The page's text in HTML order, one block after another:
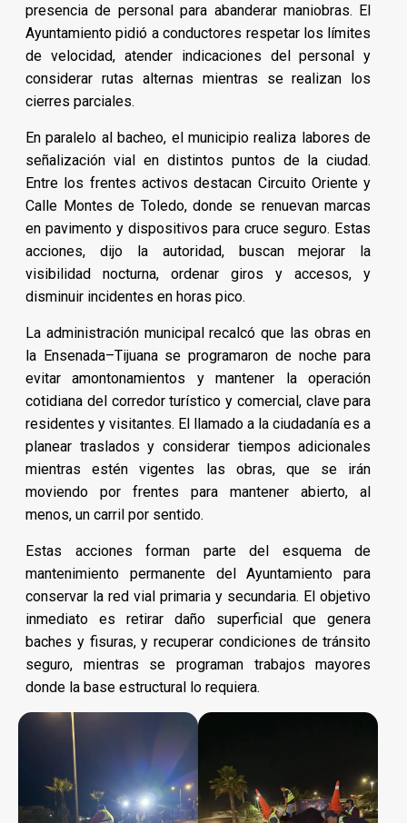
presencia de personal para abanderar maniobras. El
Ayuntamiento pidió a conductores respetar los límites
de velocidad, atender indicaciones del personal y
considerar rutas alternas mientras se realizan los
cierres parciales.
En paralelo al bacheo, el municipio realiza labores de
señalización vial en distintos puntos de la ciudad.
Entre los frentes activos destacan Circuito Oriente y
Calle Montes de Toledo, donde se renuevan marcas
en pavimento y dispositivos para cruce seguro. Estas
acciones, dijo la autoridad, buscan mejorar la
visibilidad nocturna, ordenar giros y accesos, y
disminuir incidentes en horas pico.
La administración municipal recalcó que las obras en
la Ensenada–Tijuana se programaron de noche para
evitar amontonamientos y mantener la operación
cotidiana del corredor turístico y comercial, clave para
residentes y visitantes. El llamado a la ciudadanía es a
planear traslados y considerar tiempos adicionales
mientras estén vigentes las obras, que se irán
moviendo por frentes para mantener abierto, al
menos, un carril por sentido.
Estas acciones forman parte del esquema de
mantenimiento permanente del Ayuntamiento para
conservar la red vial primaria y secundaria. El objetivo
inmediato es retirar daño superficial que genera
baches y fisuras, y recuperar condiciones de tránsito
seguro, mientras se programan trabajos mayores
donde la base estructural lo requiera.